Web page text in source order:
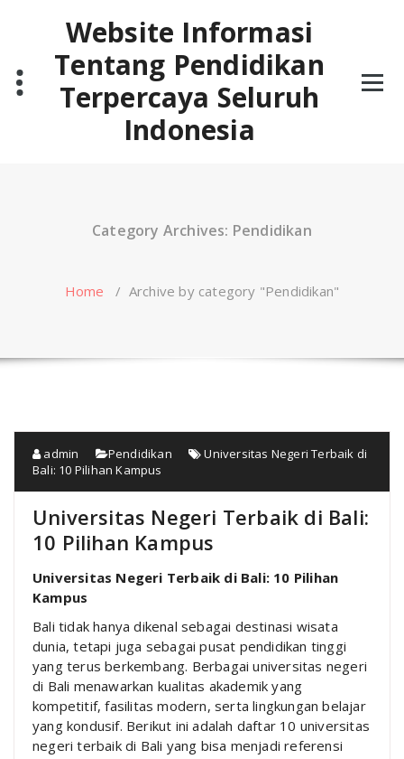
Website Informasi
Tentang Pendidikan
Terpercaya Seluruh
Indonesia
Category Archives: Pendidikan
Home / Archive by category "Pendidikan"
admin Pendidikan
Universitas Negeri Terbaik di
Bali: 10 Pilihan Kampus
Universitas Negeri Terbaik di Bali:
10 Pilihan Kampus
Universitas Negeri Terbaik di Bali: 10 Pilihan
Kampus
Bali tidak hanya dikenal sebagai destinasi wisata
dunia, tetapi juga sebagai pusat pendidikan tinggi
yang terus berkembang. Berbagai universitas negeri
di Bali menawarkan kualitas akademik yang
kompetitif, fasilitas modern, serta lingkungan belajar
yang kondusif. Berikut ini adalah daftar 10 universitas
negeri terbaik di Bali yang bisa menjadi referensi